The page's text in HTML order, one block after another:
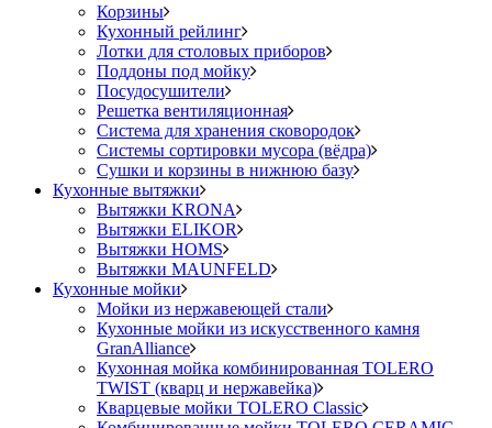
Корзины
Кухонный рейлинг
Лотки для столовых приборов
Поддоны под мойку
Посудосушители
Решетка вентиляционная
Система для хранения сковородок
Системы сортировки мусора (вёдра)
Сушки и корзины в нижнюю базу
Кухонные вытяжки
Вытяжки KRONA
Вытяжки ELIKOR
Вытяжки HOMS
Вытяжки MAUNFELD
Кухонные мойки
Мойки из нержавеющей стали
Кухонные мойки из искусственного камня
GranAlliance
Кухонная мойка комбинированная TOLERO
TWIST (кварц и нержавейка)
Кварцевые мойки TOLERO Classic